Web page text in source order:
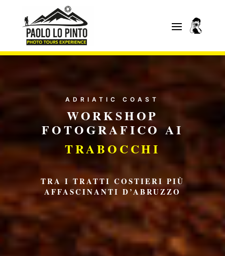
ADRIATIC COAST
WORKSHOP
FOTOGRAFICO AI
TRABOCCHI
TRA I TRATTI COSTIERI PIÙ
AFFASCINANTI D’ABRUZZO